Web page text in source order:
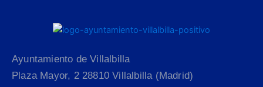
Ayuntamiento de Villalbilla
Plaza Mayor, 2 28810 Villalbilla (Madrid)